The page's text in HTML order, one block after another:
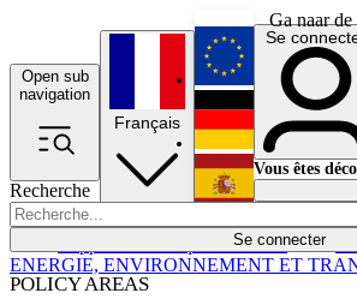
Ga naar
Open sub
navigation
Recherche
Se connecter
POLICY AREAS
Économie
Français
English
Deutsch
Español
Se
Vous êtes
ENERGIE, ENVIRONNEMENT ET